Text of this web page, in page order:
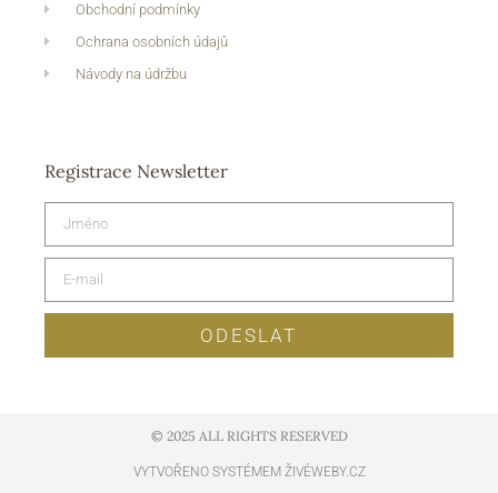
Obchodní podmínky
Ochrana osobních údajů
Návody na údržbu
Registrace Newsletter
ODESLAT
© 2025 ALL RIGHTS RESERVED​
VYTVOŘENO SYSTÉMEM ŽIVÉWEBY.CZ